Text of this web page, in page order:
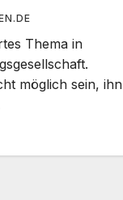
Thema in
möglich sein, ihn